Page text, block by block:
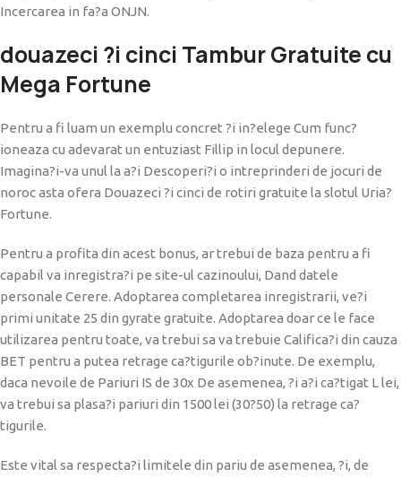
Incercarea in fa?a ONJN.
douazeci ?i cinci Tambur Gratuite cu
Mega Fortune
Pentru a fi luam un exemplu concret ?i in?elege Cum func?
ioneaza cu adevarat un entuziast Fillip in locul depunere.
Imagina?i-va unul la a?i Descoperi?i o intreprinderi de jocuri de
noroc asta ofera Douazeci ?i cinci de rotiri gratuite la slotul Uria?
Fortune.
Pentru a profita din acest bonus, ar trebui de baza pentru a fi
capabil va inregistra?i pe site-ul cazinoului, Dand datele
personale Cerere. Adoptarea completarea inregistrarii, ve?i
primi unitate 25 din gyrate gratuite. Adoptarea doar ce le face
utilizarea pentru toate, va trebui sa va trebuie Califica?i din cauza
BET pentru a putea retrage ca?tigurile ob?inute. De exemplu,
daca nevoile de Pariuri IS de 30x De asemenea, ?i a?i ca?tigat L lei,
va trebui sa plasa?i pariuri din 1500 lei (30?50) la retrage ca?
tigurile.
Este vital sa respecta?i limitele din pariu de asemenea, ?i, de